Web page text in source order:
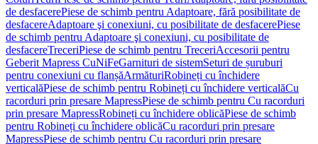
de desfacerePiese de schimb pentru Adaptoare, fără posibilitate de
desfacereAdaptoare şi conexiuni, cu posibilitate de desfacerePiese
de schimb pentru Adaptoare şi conexiuni, cu posibilitate de
desfacereTreceriPiese de schimb pentru TreceriAccesorii pentru
Geberit Mapress CuNiFeGarnituri de sistemSeturi de șuruburi
pentru conexiuni cu flanșăArmăturiRobineți cu închidere
verticalăPiese de schimb pentru Robineți cu închidere verticalăCu
racorduri prin presare MapressPiese de schimb pentru Cu racorduri
prin presare MapressRobineți cu închidere oblicăPiese de schimb
pentru Robineți cu închidere oblicăCu racorduri prin presare
MapressPiese de schimb pentru Cu racorduri prin presare